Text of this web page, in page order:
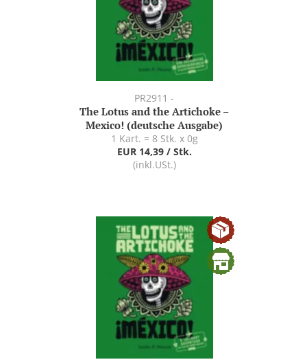
PR2911 -
The Lotus and the Artichoke –
Mexico! (deutsche Ausgabe)
1 Kart. = 8 Stk. x 0g
EUR 14,39 / Stk.
(inkl.USt.)